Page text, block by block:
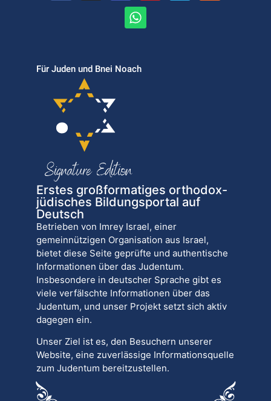
Für Juden und Bnei Noach
Erstes großformatiges orthodox-
jüdisches Bildungsportal auf
Deutsch
Betrieben von Imrey Israel, einer
gemeinnützigen Organisation aus Israel,
bietet diese Seite geprüfte und authentische
Informationen über das Judentum.
Insbesondere in deutscher Sprache gibt es
viele verfälschte Informationen über das
Judentum, und unser Projekt setzt sich aktiv
dagegen ein.
Unser Ziel ist es, den Besuchern unserer
Website, eine zuverlässige Informationsquelle
zum Judentum bereitzustellen.